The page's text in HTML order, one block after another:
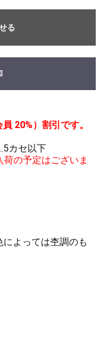
る
20%）割引です。
カセ以下
の予定はございま
よっては杢調のも